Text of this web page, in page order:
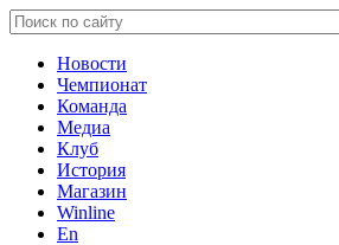
Новости
Чемпионат
Команда
Медиа
Клуб
История
Магазин
Winline
En